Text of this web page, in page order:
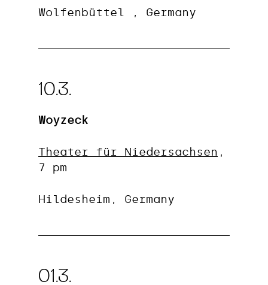
Wolfenbüttel , Germany
10.3.
Woyzeck
Theater für Niedersachsen ,
7 pm
Hildesheim, Germany
01.3.